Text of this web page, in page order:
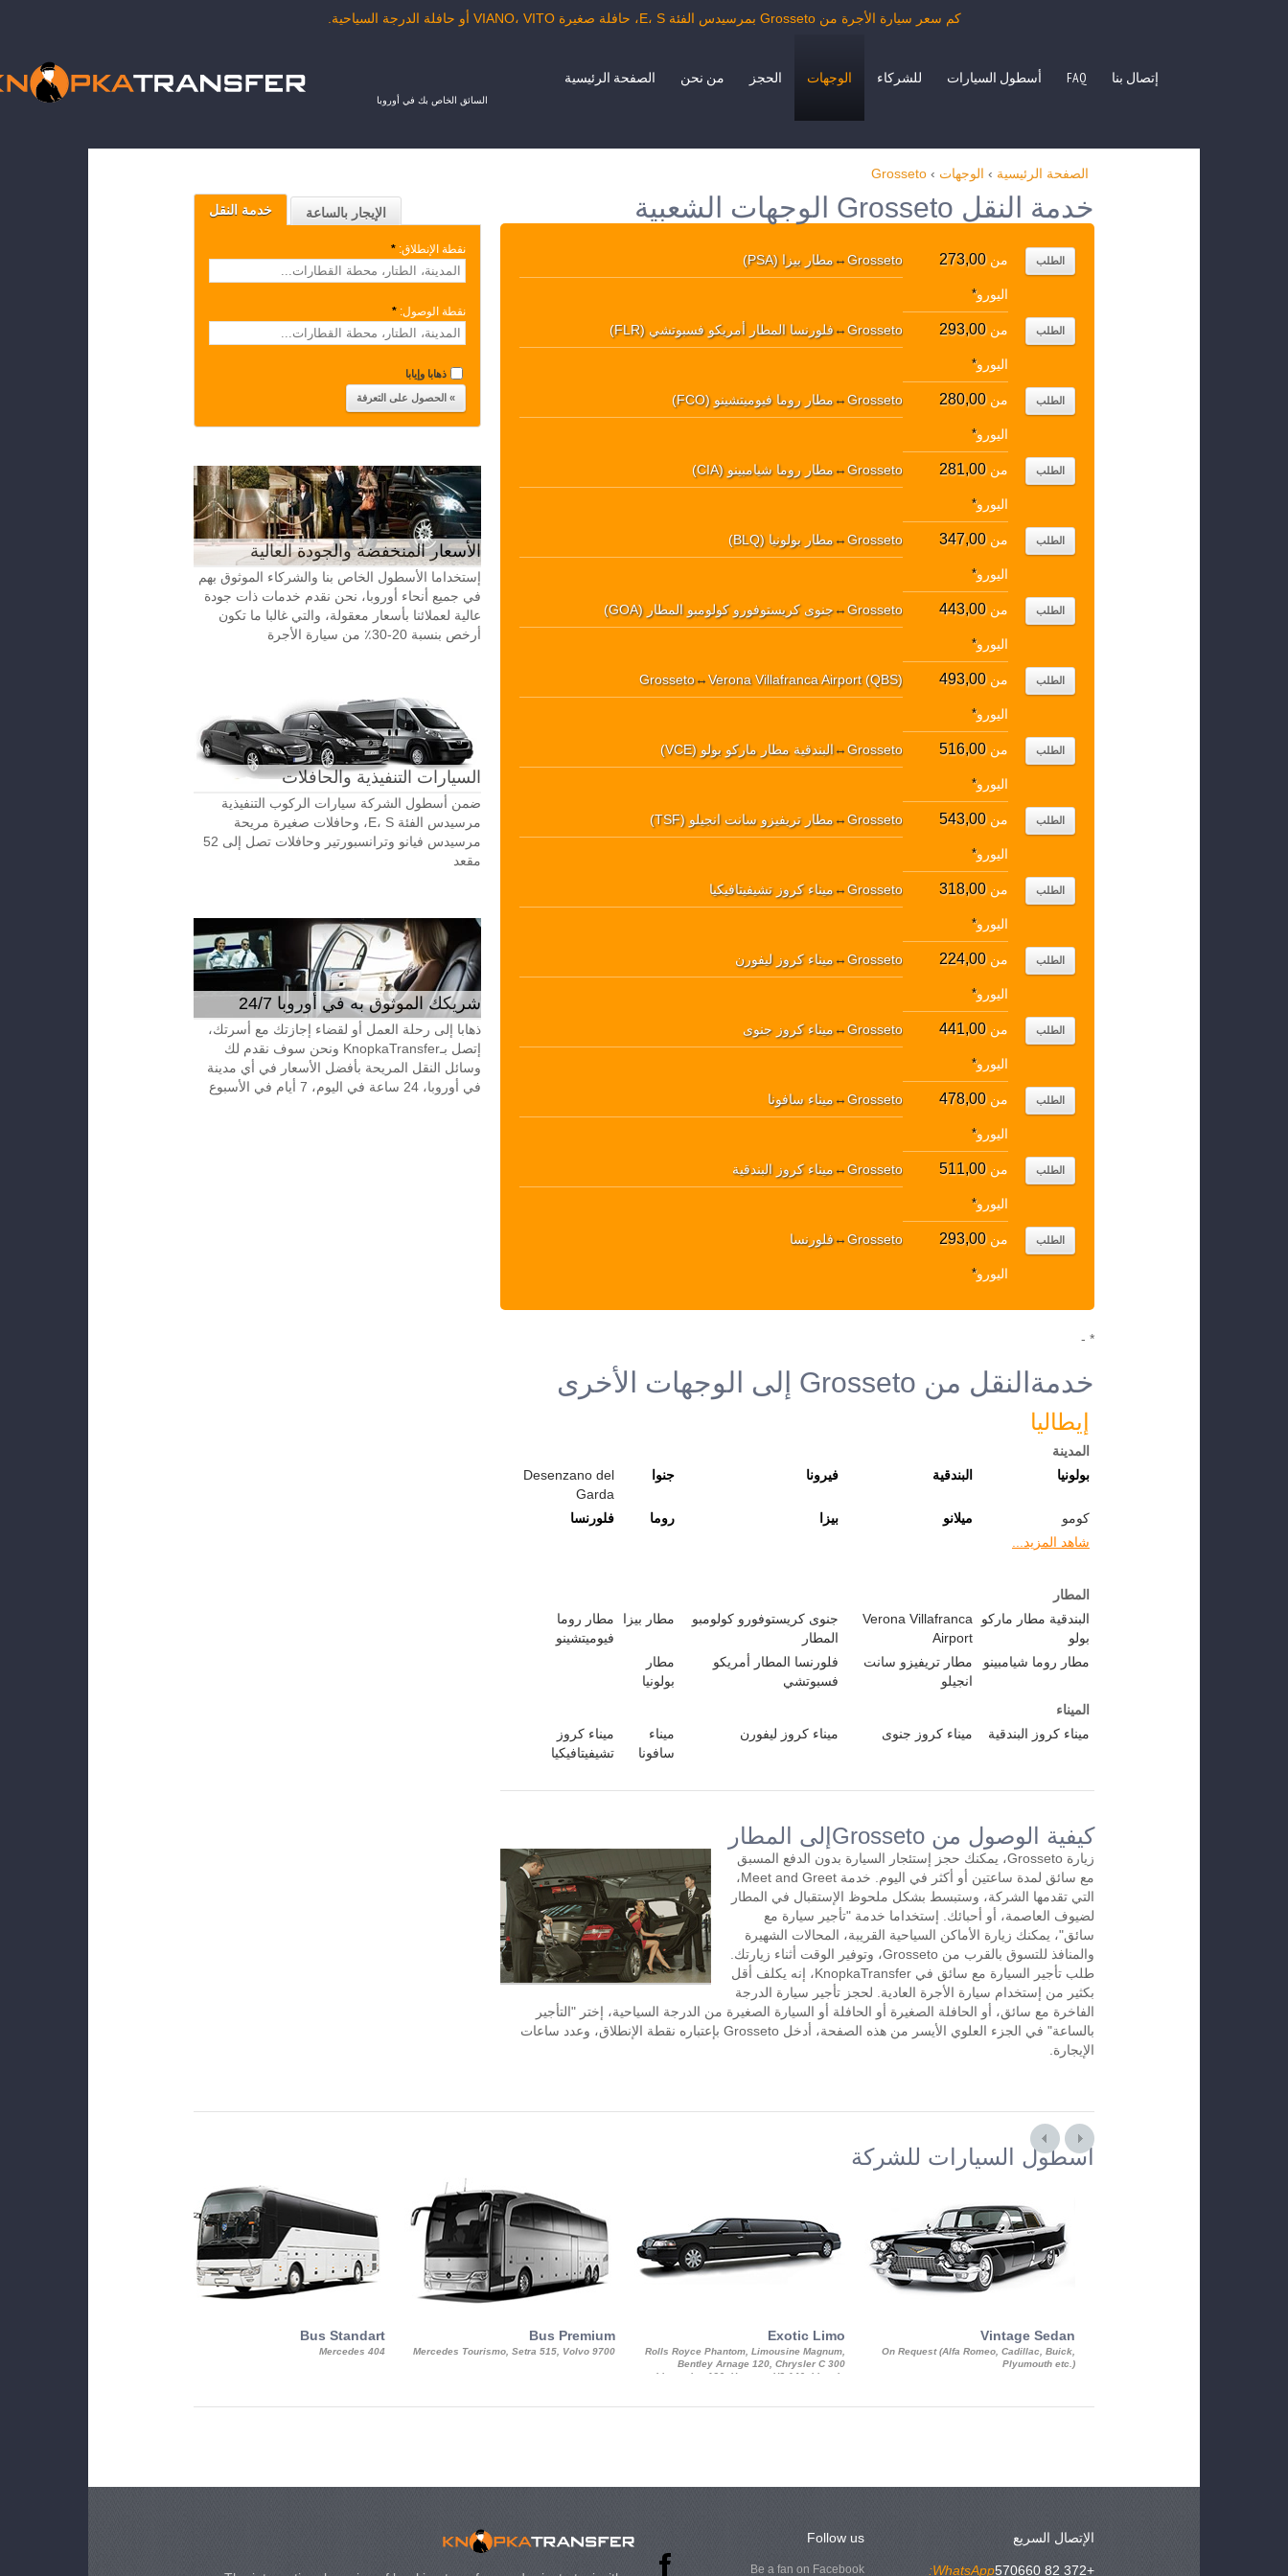
كم سعر سيارة الأجرة من Grosseto بمرسيدس الفئة E، S، حافلة صغيرة VIANO، VITO أو حافلة الدرجة السياحية.
السائق الخاص بك في أوروبا
الصفحة الرئيسية من نحن الحجز الوجهات للشركاء أسطول السيارات FAQ إتصال بنا
الصفحة الرئيسية › الوجهات ›
Grosseto
خدمة النقل الإيجار بالساعة
نقطة الإنطلاق: *
نقطة الوصول: *
ذهابا وإيابا
الأسعار المنخفضة والجودة العالية
إستخداما الأسطول الخاص بنا والشركاء الموثوق بهم
في جميع أنحاء أوروبا، نحن نقدم خدمات ذات جودة
عالية لعملائنا بأسعار معقولة، والتي غالبا ما تكون
أرخص بنسبة 20-30٪ من سيارة الأجرة
السيارات التنفيذية والحافلات
ضمن أسطول الشركة سيارات الركوب التنفيذية
مرسيدس الفئة E، S، وحافلات صغيرة مريحة
مرسيدس فيانو وترانسبورتير وحافلات تصل إلى 52
مقعد
شريكك الموثوق به في أوروبا 24/7
ذهابا إلى رحلة العمل أو لقضاء إجازتك مع أسرتك،
إتصل بـKnopkaTransfer ونحن سوف نقدم لك
وسائل النقل المريحة بأفضل الأسعار في أي مدينة
في أوروبا، 24 ساعة في اليوم، 7 أيام في الأسبوع
خدمة النقل Grosseto الوجهات الشعبية
Grosseto
↔مطار بيزا (PSA) من273,00
اليورو*
الطلب
Grosseto
↔فلورنسا المطار أمريكو فسبوتشي (FLR) من293,00
اليورو*
الطلب
Grosseto
↔مطار روما فيوميتشينو (FCO) من280,00
اليورو*
الطلب
Grosseto
↔مطار روما شيامبينو (CIA) من281,00
اليورو*
الطلب
Grosseto
↔مطار بولونيا (BLQ) من347,00
اليورو*
الطلب
Grosseto
↔جنوى كريستوفورو كولومبو المطار (GOA) من443,00
اليورو*
الطلب
Grosseto↔Verona Villafranca Airport (QBS) من493,00
اليورو*
الطلب
Grosseto
↔البندقية مطار ماركو بولو (VCE) من516,00
اليورو*
الطلب
Grosseto
↔مطار تريفيزو سانت انجيلو (TSF) من543,00
اليورو*
الطلب
Grosseto
↔ميناء كروز تشيفيتافيكيا من318,00
اليورو*
الطلب
Grosseto
↔ميناء كروز ليفورن من224,00
اليورو*
الطلب
Grosseto
↔ميناء كروز جنوى من441,00
اليورو*
الطلب
Grosseto
↔ميناء سافونا من478,00
اليورو*
الطلب
Grosseto
↔ميناء كروز البندقية من511,00
اليورو*
الطلب
Grosseto
↔فلورنسا من293,00
اليورو*
الطلب
* -
خدمةالنقل من Grosseto إلى الوجهات الأخرى
إيطاليا
المدينة
بولونيا
البندقية فيرونا جنوا
Desenzano del
Garda
كومو
ميلانو بيزا روما
فلورنسا
شاهد المزيد...
المطار
البندقية مطار ماركو
بولو
Verona Villafranca
Airport
جنوى كريستوفورو كولومبو
المطار
مطار بيزا
مطار روما
فيوميتشينو
مطار روما شيامبينو
مطار تريفيزو سانت
انجيلو
فلورنسا المطار أمريكو
فسبوتشي
مطار
بولونيا
الميناء
ميناء كروز البندقية
ميناء كروز جنوى ميناء كروز ليفورن
ميناء
سافونا
ميناء كروز
تشيفيتافيكيا
كيفية الوصول من Grossetoإلى المطار
زيارة Grosseto، يمكنك حجز إستئجار السيارة بدون الدفع المسبق
مع سائق لمدة ساعتين أو أكثر في اليوم. خدمة Meet and Greet،
التي تقدمها الشركة، وستبسط بشكل ملحوظ الإستقبال في المطار
لضيوف العاصمة، أو أحبائك. إستخداما خدمة "تأجير سيارة مع
سائق"، يمكنك زيارة الأماكن السياحية القريبة، المحالات الشهيرة
والمنافذ للتسوق بالقرب من Grosseto، وتوفير الوقت أثناء زيارتك.
طلب تأجير السيارة مع سائق في KnopkaTransfer، إنه يكلف أقل
بكثير من إستخدام سيارة الأجرة العادية. لحجز تأجير سيارة الدرجة
الفاخرة مع سائق، أو الحافلة الصغيرة أو الحافلة أو السيارة الصغيرة من الدرجة السياحية، إختر "التأجير
بالساعة" في الجزء العلوي الأيسر من هذه الصفحة، أدخل Grosseto بإعتباره نقطة الإنطلاق، وعدد ساعات
الإيجارة.
أسطول السيارات للشركة
Bus Standart
Mercedes 404
Bus Premium
Mercedes Tourismo, Setra 515, Volvo 9700
Exotic Limo
Rolls Royce Phantom, Limousine Magnum,
Bentley Arnage 120, Chrysler C 300
Limousine 130, Hummer H3 140, Lincoln
Vintage Sedan
On Request (Alfa Romeo, Cadillac, Buick,
Plyumouth etc.)
Follow us
Be a fan on Facebook
الإتصال السريع
WhatsApp: +372 82 570660